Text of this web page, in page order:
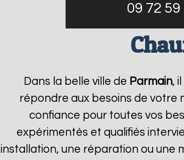
09 72 59
Dans la belle ville de Parmain,
répondre aux besoins de votre
confiance pour toutes vos
expérimentés et qualifiés
installation, une réparation ou une